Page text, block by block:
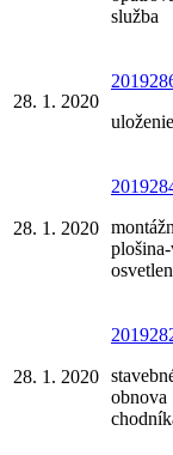
služba
28. 1. 2020
28. 1. 2020
28. 1. 2020
obnova